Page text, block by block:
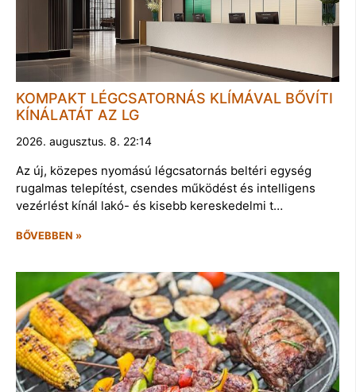
KOMPAKT LÉGCSATORNÁS KLÍMÁVAL BŐVÍTI
KÍNÁLATÁT AZ LG
2026. augusztus. 8. 22:14
Az új, közepes nyomású légcsatornás beltéri egység
rugalmas telepítést, csendes működést és intelligens
vezérlést kínál lakó- és kisebb kereskedelmi t…
BŐVEBBEN »